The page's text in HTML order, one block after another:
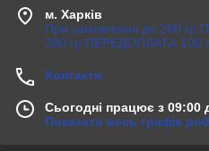
м. Харків
При замовленні до 280
280 гр ПЕРЕДОПЛАТА 100
Контакти
Сьогодні працює з 09:00
Показати весь графік